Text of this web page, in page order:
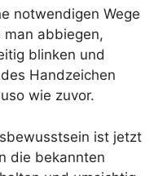
notwendigen Wege
abbiegen,
blinken und
Handzeichen
wie zuvor.
ist jetzt
die bekannten